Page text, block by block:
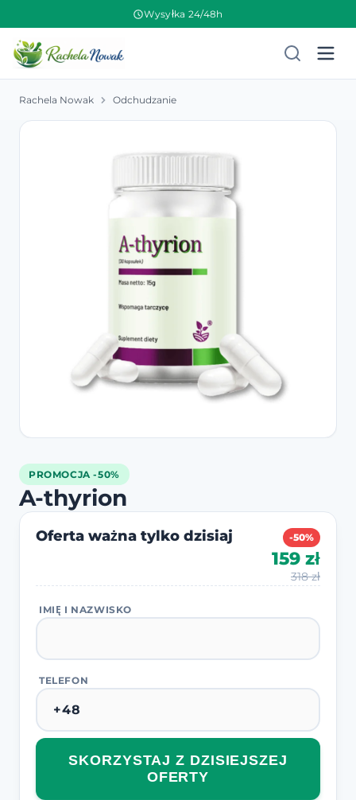
Wysyłka 24/48h
Rachela Nowak Odchudzanie
PROMOCJA -50%
A-thyrion
Oferta ważna tylko dzisiaj -50%
159 zł
318 zł
IMIĘ I NAZWISKO
TELEFON
SKORZYSTAJ Z DZISIEJSZEJ
OFERTY